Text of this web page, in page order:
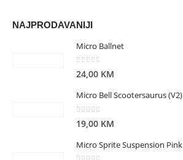
NAJPRODAVANIJI
Micro Ballnet
0 out of 5
24,00 KM
Micro Bell Scootersaurus (V2)
19,00 KM
Micro Sprite Suspension Pink